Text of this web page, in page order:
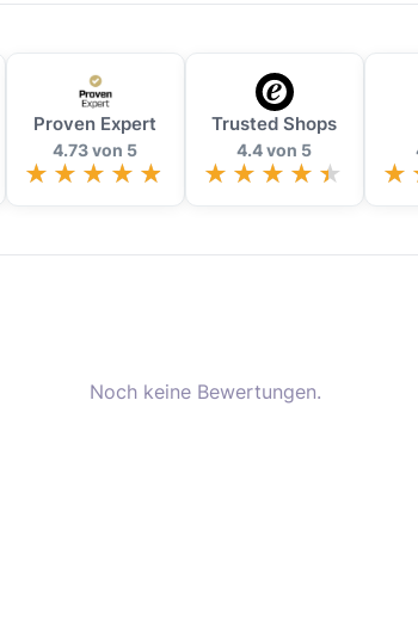
Proven Expert
4.73 von 5
Trusted Shops
4.4 von 5
Noch keine Bewertungen.